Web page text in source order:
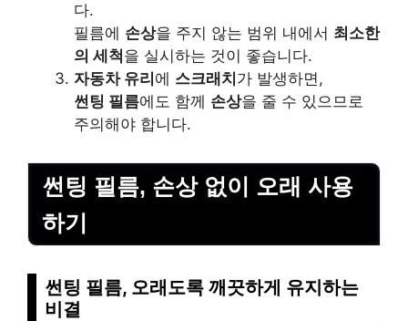
다.
필름에 손상을 주지 않는 범위 내에서 최소한
의 세척 을 실시하는 것이 좋습니다.
자동차 유리 에 스크래치 가 발생하면,
썬팅 필름에도 함께 손상을 줄 수 있으므로
주의해야 합니다.
썬팅 필름, 손상 없이 오래 사용
하기
썬팅 필름, 오래도록 깨끗하게 유지하는
비결